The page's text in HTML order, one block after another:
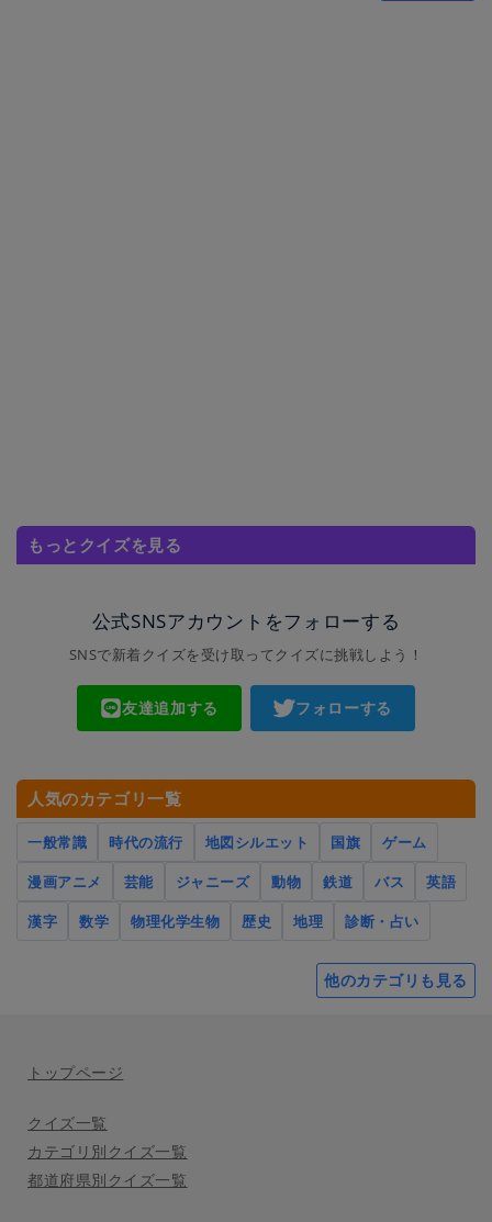
もっとクイズを見る
公式SNSアカウントをフォローする
SNSで新着クイズを受け取ってクイズに挑戦しよう！
友達追加する フォローする
人気のカテゴリ一覧
一般常識 時代の流行 地図シルエット 国旗
ゲーム
漫画アニメ
芸能 ジャニーズ 動物 鉄道 バス
英語
漢字
数学 物理化学生物 歴史 地理 診断・占い
他のカテゴリも見る
トップページ
クイズ一覧
カテゴリ別クイズ一覧
都道府県別クイズ一覧